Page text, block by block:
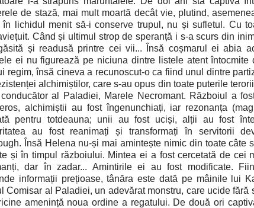
de stază, mai mult moartă decât vie, plutind,
în lichidul menit să-i conserve trupul, nu și sufletul. Cu
Când și ultimul strop de speranță i s-a scurs din
și readusă printre cei vii... Însă coșmarul ei abia
ei nu figurează pe niciuna dintre listele atent întocmite
regim, însă cineva a recunoscut-o ca fiind unul dintre
alchimiștilor, care s-au opus din toate puterile
al Paladiei, Marele Necromant. Războiul a
alchimiștii au fost îngenunchiați, iar rezonanța
pentru totdeauna; unii au fost uciși, alții au fost
au fost reanimați și transformați în servitorii
Însă Helena nu-și mai amintește nimic din toate câte
și în timpul războiului. Mintea ei a fost cercetată de cei
dar în zadar... Amintirile ei au fost modificate.
informații prețioase, tânăra este dată pe mâinile lui
Comisar al Paladiei, un adevărat monstru, care ucide fără
amenință noua ordine a regatului. De două ori